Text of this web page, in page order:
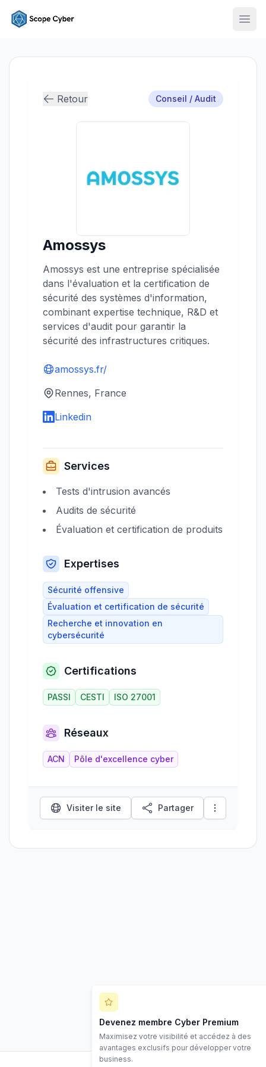
Retour Conseil / Audit
Amossys
Amossys est une entreprise spécialisée
dans l'évaluation et la certification de
sécurité des systèmes d'information,
combinant expertise technique, R&D et
services d'audit pour garantir la
sécurité des infrastructures critiques.
amossys.fr/
Rennes, France
Linkedin
Services
Tests d'intrusion avancés
Audits de sécurité
Évaluation et certification de produits
Expertises
Sécurité offensive
Évaluation et certification de sécurité
Recherche et innovation en
cybersécurité
Certifications
PASSI CESTI ISO 27001
Réseaux
ACN Pôle d'excellence cyber
Visiter le site Partager
Devenez membre Cyber Premium
Maximisez votre visibilité et accédez à des
avantages exclusifs pour développer votre
business.